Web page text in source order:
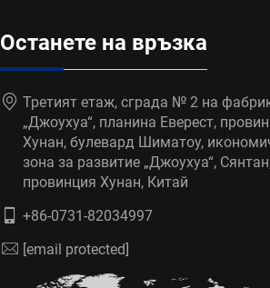
Останете на връзка
Третият етаж, сграда № 2 на
„Джоухуа“, планина Еверест,
Хунан, булевард Шиматоу,
зона за развитие „Джоухуа“,
провинция Хунан, Китай
+86-0731-82034997
[email protected]